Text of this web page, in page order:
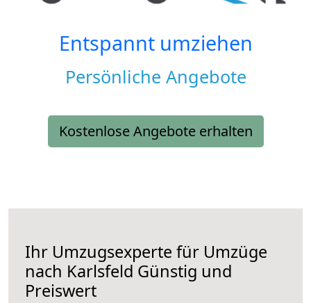
Entspannt umziehen
Persönliche Angebote
Kostenlose Angebote erhalten
Ihr Umzugsexperte für Umzüge
nach Karlsfeld Günstig und
Preiswert